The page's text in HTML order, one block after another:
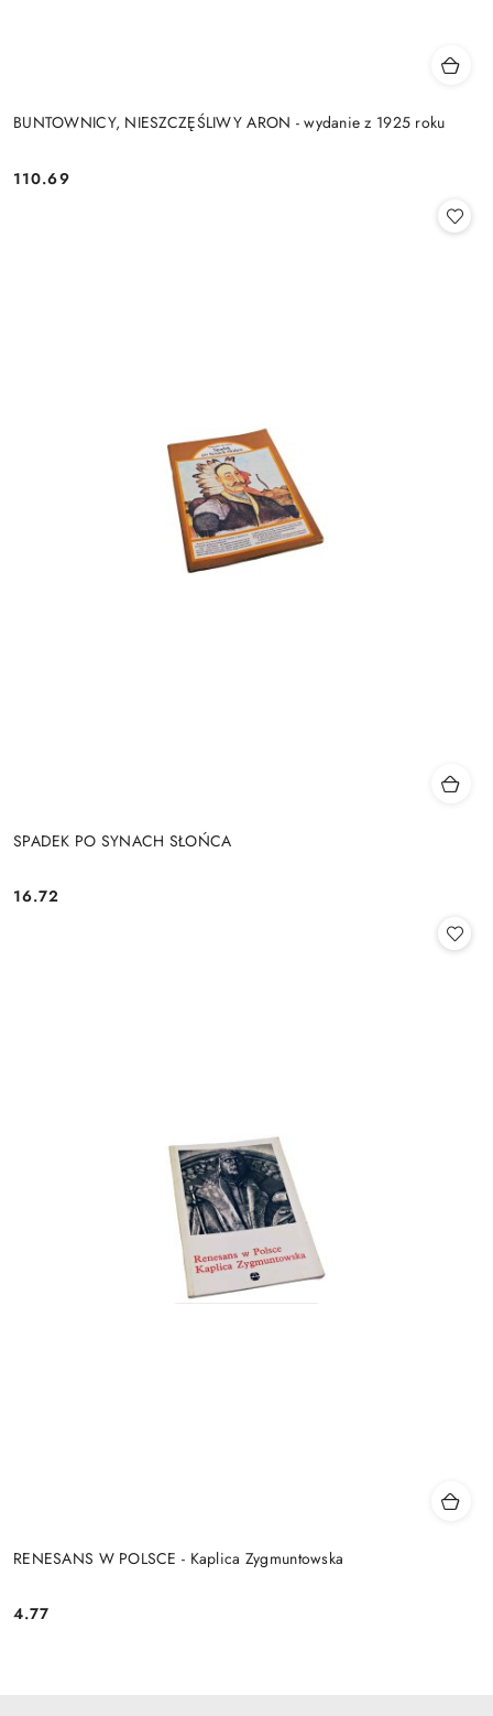
BUNTOWNICY, NIESZCZĘŚLIWY ARON - wydanie z 1925 roku
Cena:
110.69
SPADEK PO SYNACH SŁOŃCA
Cena:
16.72
RENESANS W POLSCE - Kaplica Zygmuntowska
Cena:
4.77